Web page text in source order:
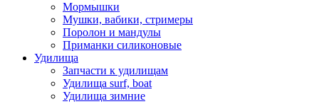
Мормышки
Мушки, вабики, стримеры
Поролон и мандулы
Приманки силиконовые
Удилища
Запчасти к удилищам
Удилища surf, boat
Удилища зимние